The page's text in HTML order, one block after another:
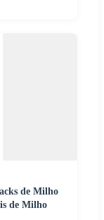
de Milho
de Milho